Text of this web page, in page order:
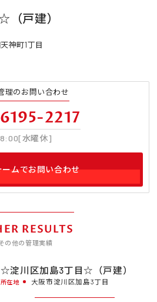
（戸建）
神町1丁目
理のお問い合わせ
2217
水曜休]
ームでお問い合わせ
RESULTS
の他の管理実績
☆淀川区加島3丁目☆（戸建）
所在地 大阪市淀川区加島3丁目